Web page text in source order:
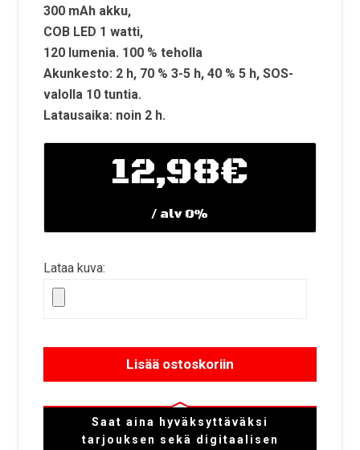
300 mAh akku,
COB LED 1 watti,
120 lumenia. 100 % teholla
Akunkesto: 2 h, 70 % 3-5 h, 40 % 5 h, SOS-
valolla 10 tuntia.
Latausaika: noin 2 h.
12,98€
/ alv 0%
Lataa kuva:
Lisää ostoskoriin
Saat aina hyväksyttäväksi
tarjouksen sekä digitaalisen